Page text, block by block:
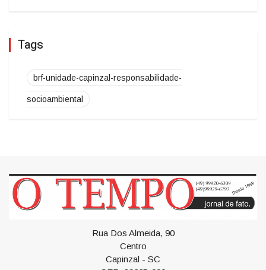
Tags
brf-unidade-capinzal-responsabilidade-
socioambiental
Rua Dos Almeida, 90
Centro
Capinzal - SC